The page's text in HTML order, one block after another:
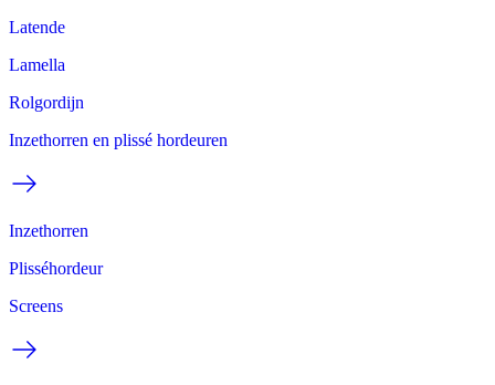
Latende
Lamella
Rolgordijn
Inzethorren en plissé hordeuren
Inzethorren
Plisséhordeur
Screens